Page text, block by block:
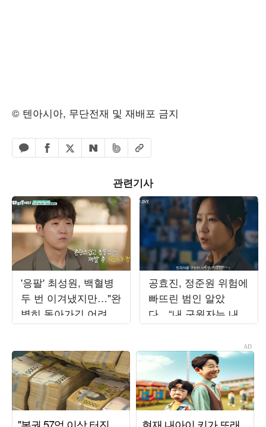
© 텐아시아, 무단전재 및 재배포 금지
카카오톡 공유하기
페이스북 공유하기
엑스 공유하기
네이버 공유하기
밴드 공유하기
URL복사
관련기사
'응팔' 최성원, 백혈병
두 번 이겨냈지만…"완
벽히 돌아가긴 어려워"
('해투')
공효진, 정준원 위험에
빠뜨린 범인 알았
다…“내 구원자는 내
남편” (‘유부녀 킬러’)